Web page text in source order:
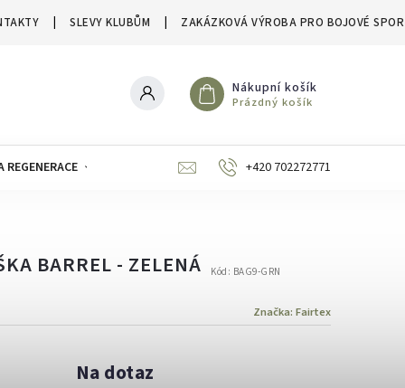
SLEVY KLUBŮM ZAKÁZKOVÁ VÝROBA PRO BOJOVÉ
Nákupní košík
Prázdný košík
REGENERACE SLEVY A VÝPRODEJE
+420 702272771
BARREL - ZELENÁ Kód: BAG9-GRN
Značka: Fairtex
Na dotaz